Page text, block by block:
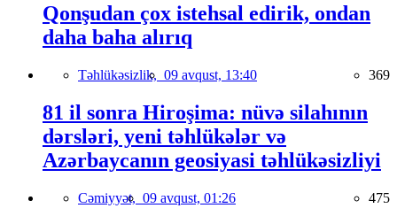
Qonşudan çox istehsal edirik, ondan
daha baha alırıq
Təhlükəsizlik, 09 avqust, 13:40 369
81 il sonra Hiroşima: nüvə silahının
dərsləri, yeni təhlükələr və
Azərbaycanın geosiyasi təhlükəsizliyi
Cəmiyyət, 09 avqust, 01:26 475